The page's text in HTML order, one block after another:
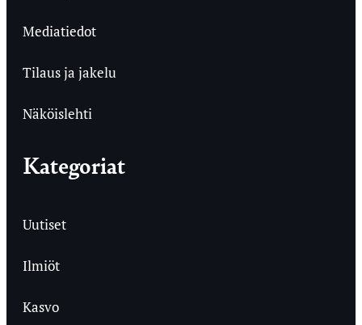
Mediatiedot
Tilaus ja jakelu
Näköislehti
Kategoriat
Uutiset
Ilmiöt
Kasvo